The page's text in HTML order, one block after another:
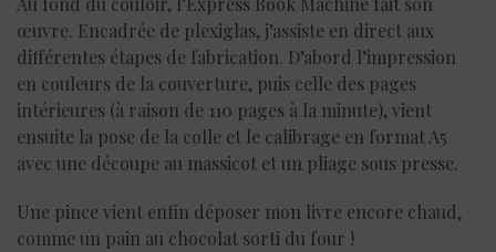
œuvre. Encadrée de plexiglas, j’assiste en direct aux
différentes étapes de fabrication. D’abord l’impression
en couleurs de la couverture, puis celle des pages
intérieures (à raison de 110 pages à la minute), vient
ensuite la pose de la colle et le calibrage en format A5
avec une découpe au massicot et un pliage sous presse.
Une pince vient enfin déposer mon livre encore chaud,
comme un pain au chocolat sorti du four !